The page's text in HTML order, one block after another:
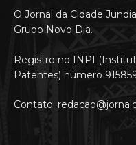
O Jornal da Cidade
Grupo Novo Dia.
Registro no INPI
Patentes) número
Contato: